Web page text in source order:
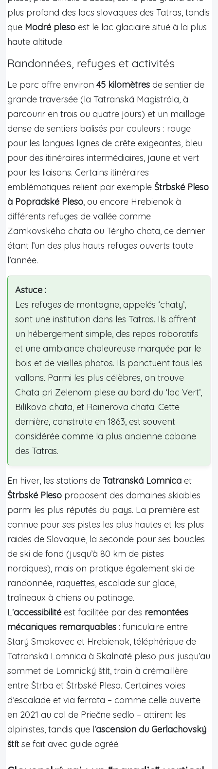
plus profond des lacs slovaques des Tatras, tandis
que Modré pleso est le lac glaciaire situé à la plus
haute altitude.
Randonnées, refuges et activités
Le parc offre environ 45 kilomètres de sentier de
grande traversée (la Tatranská Magistrála, à
parcourir en trois ou quatre jours) et un maillage
dense de sentiers balisés par couleurs : rouge
pour les longues lignes de crête exigeantes, bleu
pour des itinéraires intermédiaires, jaune et vert
pour les liaisons. Certains itinéraires
emblématiques relient par exemple Štrbské Pleso
à Popradské Pleso, ou encore Hrebienok à
différents refuges de vallée comme
Zamkovského chata ou Téryho chata, ce dernier
étant l’un des plus hauts refuges ouverts toute
l’année.
Astuce :
Les refuges de montagne, appelés ‘chaty’,
sont une institution dans les Tatras. Ils offrent
un hébergement simple, des repas roboratifs
et une ambiance chaleureuse marquée par le
bois et de vieilles photos. Ils ponctuent tous les
vallons. Parmi les plus célèbres, on trouve
Chata pri Zelenom plese au bord du ‘lac Vert’,
Bilíkova chata, et Rainerova chata. Cette
dernière, construite en 1863, est souvent
considérée comme la plus ancienne cabane
des Tatras.
En hiver, les stations de Tatranská Lomnica et
Štrbské Pleso proposent des domaines skiables
parmi les plus réputés du pays. La première est
connue pour ses pistes les plus hautes et les plus
raides de Slovaquie, la seconde pour ses boucles
de ski de fond (jusqu’à 80 km de pistes
nordiques), mais on pratique également ski de
randonnée, raquettes, escalade sur glace,
traîneaux à chiens ou patinage.
L’accessibilité est facilitée par des remontées
mécaniques remarquables : funiculaire entre
Starý Smokovec et Hrebienok, téléphérique de
Tatranská Lomnica à Skalnaté pleso puis jusqu’au
sommet de Lomnický štít, train à crémaillère
entre Štrba et Štrbské Pleso. Certaines voies
d’escalade et via ferrata – comme celle ouverte
en 2021 au col de Priečne sedlo – attirent les
alpinistes, tandis que l’ascension du Gerlachovský
štítse fait avec guide agréé.